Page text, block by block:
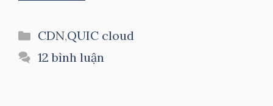
Danh
mục
CDN,QUIC cloud
12 bình luận